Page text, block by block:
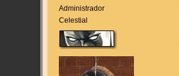
Administrador
Celestial